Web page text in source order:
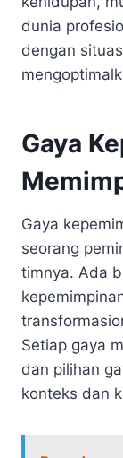
dunia
dengan
Gaya
Gaya
seorang
timnya. Ada
Setiap gaya
dan pilihan
konteks dan